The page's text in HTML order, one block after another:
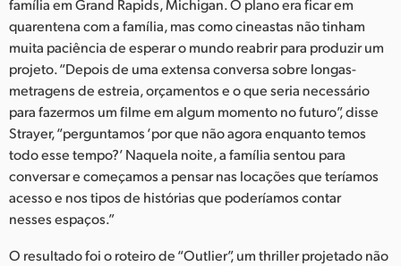
Singapore
South Africa
Spain
Sweden
Chinese Taipei
Turkey
família em Grand Rapids, Michigan. O plano era ficar em
quarentena com a família, mas como cineastas não tinham
muita paciência de esperar o mundo reabrir para produzir um
projeto. “Depois de uma extensa conversa sobre longas-
metragens de estreia, orçamentos e o que seria necessário
para fazermos um filme em algum momento no futuro”, disse
Strayer, “perguntamos ‘por que não agora enquanto temos
todo esse tempo?’ Naquela noite, a família sentou para
conversar e começamos a pensar nas locações que teríamos
acesso e nos tipos de histórias que poderíamos contar
nesses espaços.”
O resultado foi o roteiro de “Outlier”, um thriller projetado não